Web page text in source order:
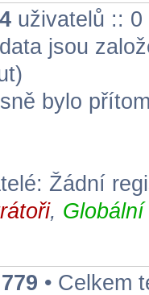
uživatelů ::
jsou
bylo
Žádní
,
779 • Celkem